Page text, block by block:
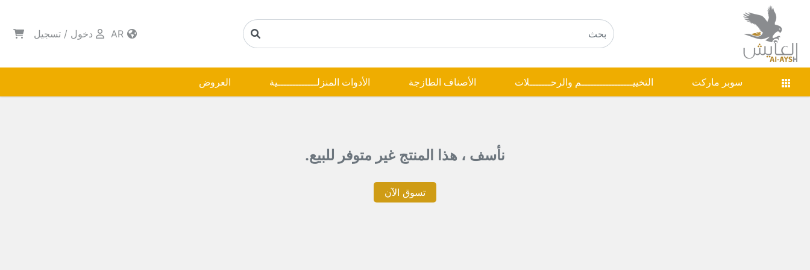
دخول / تسجيل
سوبر ماركت التخييـــــــــــــــــم والرحـــــــلات الأصناف الطازجة الأدوات المنزلـــــــــــــية العروض
نأسف ، هذا المنتج غير متوفر للبيع.
تسوق الآن